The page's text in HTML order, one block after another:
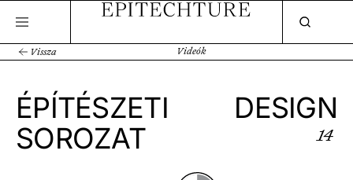
Vissza Videók
ÉPÍTÉSZETI
SOROZAT
DESIGN
14